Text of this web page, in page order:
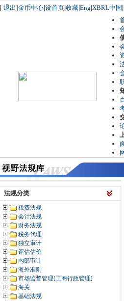
[ 退出]金币中心 设首页 收藏 Eng XBRL中国
法规分类
税费法规
会计法规
财务法规
税务代理
独立审计
评估估价
内部审计
海外准则
市场监督管理(工商行政管理)
海关
基础法规